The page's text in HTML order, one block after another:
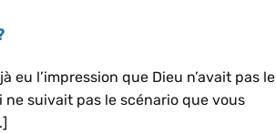
eu l’impression que Dieu n’avait pas le
suivait pas le scénario que vous